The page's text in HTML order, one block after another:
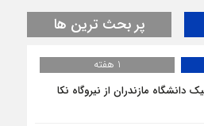
پر بحث ترین ها
1 هفته
مازندران از نيروگاه نکا